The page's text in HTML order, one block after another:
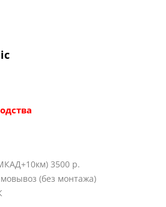
3500 р.
(без монтажа)